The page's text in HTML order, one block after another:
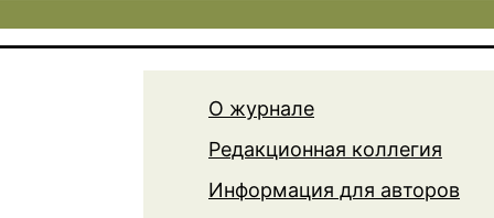
О журнале
Редакционная коллегия
Информация для авторов